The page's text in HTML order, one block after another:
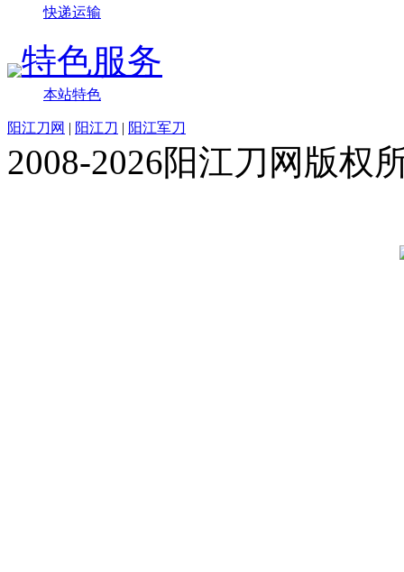
快递运输
特色服务
本站特色
阳江刀网 | 阳江刀 | 阳江军刀
2008-2026阳江刀网版权